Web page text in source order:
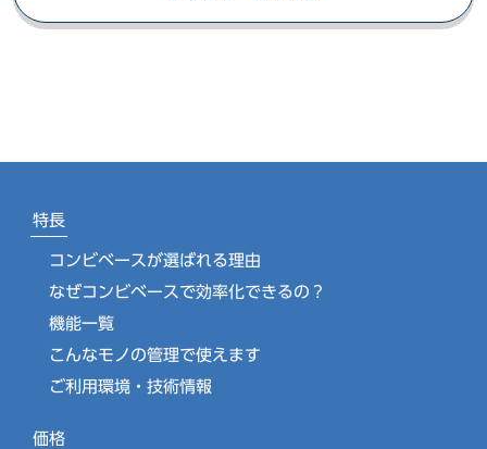
特長
コンビベースが選ばれる理由
なぜコンビベースで効率化できるの？
機能一覧
こんなモノの管理で使えます
ご利用環境・技術情報
価格